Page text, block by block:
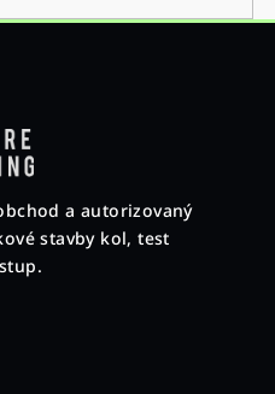
a autorizovaný
stavby kol, test